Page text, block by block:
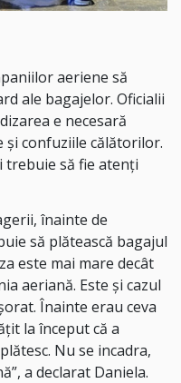
aeriene să
ale bagajelor. Oficialii
e necesară
şi confuziile călătorilor.
trebuie să fie atenţi
înainte de
să plătească bagajul
este mai mare decât
aeriană. Este şi cazul
Înainte erau ceva
la început că a
Nu se incadra,
a declarat Daniela.